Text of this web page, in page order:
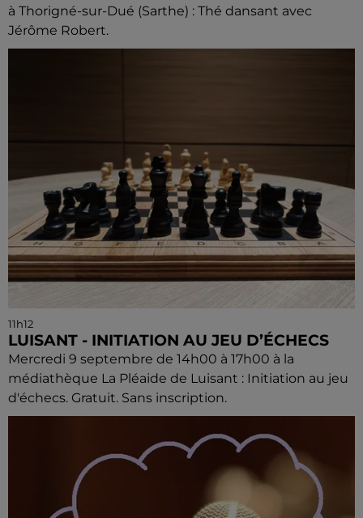
à Thorigné-sur-Dué (Sarthe) : Thé dansant avec
Jérôme Robert.
11h12
LUISANT - INITIATION AU JEU D’ÉCHECS
Mercredi 9 septembre de 14h00 à 17h00 à la
médiathèque La Pléaide de Luisant : Initiation au jeu
d'échecs. Gratuit. Sans inscription.